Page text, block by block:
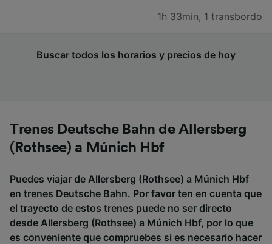
1h 33min, 1 transbordo
Buscar todos los horarios y precios de hoy
Trenes Deutsche Bahn de Allersberg
(Rothsee) a Múnich Hbf
Puedes viajar de Allersberg (Rothsee) a Múnich Hbf
en trenes Deutsche Bahn. Por favor ten en cuenta que
el trayecto de estos trenes puede no ser directo
desde Allersberg (Rothsee) a Múnich Hbf, por lo que
es conveniente que compruebes si es necesario hacer